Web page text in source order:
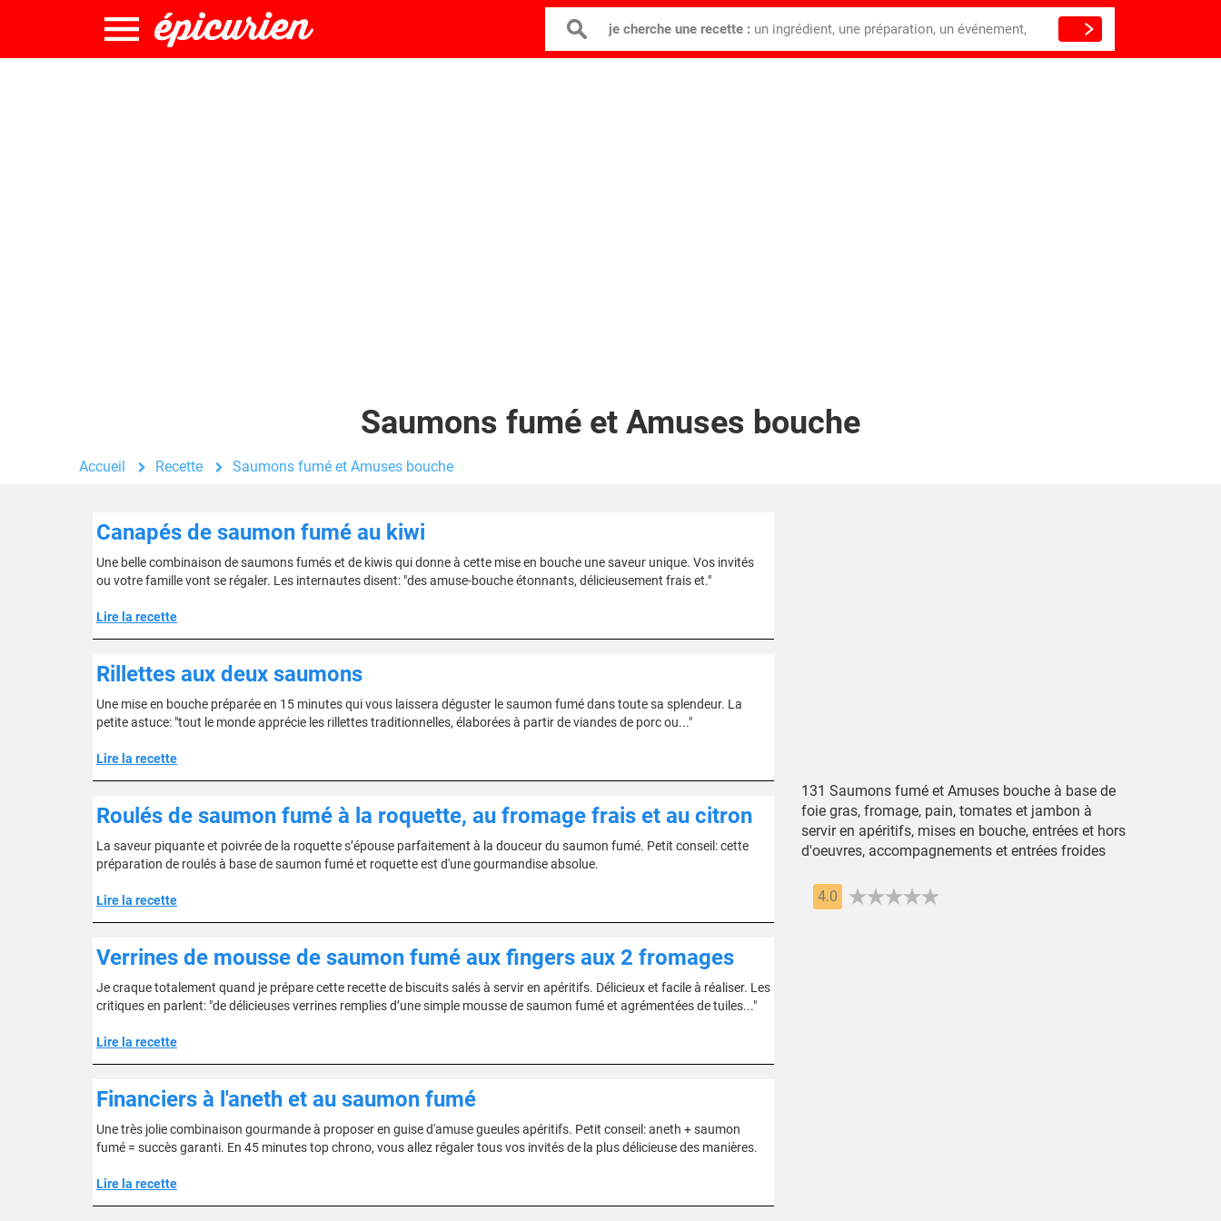
je cherche une recette : un ingrédient, une préparation, un événement,
Saumons fumé et Amuses bouche
Accueil Recette Saumons fumé et Amuses bouche
Canapés de saumon fumé au kiwi
Une belle combinaison de saumons fumés et de kiwis qui donne à cette mise en bouche une saveur unique. Vos invités
ou votre famille vont se régaler. Les internautes disent: "des amuse-bouche étonnants, délicieusement frais et."
Lire la recette
Rillettes aux deux saumons
Une mise en bouche préparée en 15 minutes qui vous laissera déguster le saumon fumé dans toute sa splendeur. La
petite astuce: "tout le monde apprécie les rillettes traditionnelles, élaborées à partir de viandes de porc ou..."
Lire la recette
Roulés de saumon fumé à la roquette, au fromage frais et au citron
La saveur piquante et poivrée de la roquette s’épouse parfaitement à la douceur du saumon fumé. Petit conseil: cette
préparation de roulés à base de saumon fumé et roquette est d'une gourmandise absolue.
Lire la recette
Verrines de mousse de saumon fumé aux fingers aux 2 fromages
Je craque totalement quand je prépare cette recette de biscuits salés à servir en apéritifs. Délicieux et facile à réaliser. Les
critiques en parlent: "de délicieuses verrines remplies d’une simple mousse de saumon fumé et agrémentées de tuiles..."
Lire la recette
Financiers à l'aneth et au saumon fumé
Une très jolie combinaison gourmande à proposer en guise d'amuse gueules apéritifs. Petit conseil: aneth + saumon
fumé = succès garanti. En 45 minutes top chrono, vous allez régaler tous vos invités de la plus délicieuse des manières.
Lire la recette
131 Saumons fumé et Amuses bouche à base de
foie gras, fromage, pain, tomates et jambon à
servir en apéritifs, mises en bouche, entrées et hors
d'oeuvres, accompagnements et entrées froides
4.0